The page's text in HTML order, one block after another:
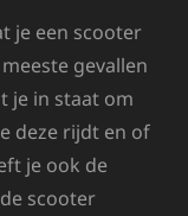
je een scooter
gevallen
je in staat om
deze rijdt en of
je ook de
scooter